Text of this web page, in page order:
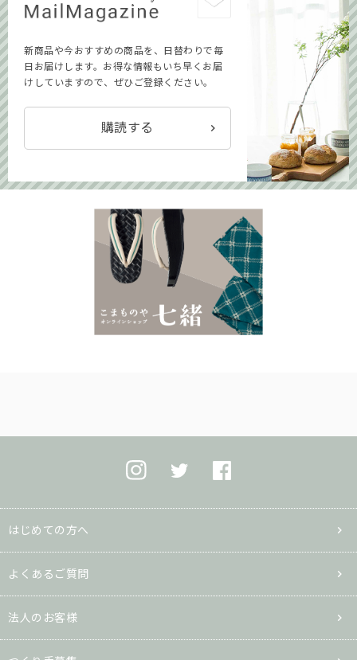
新商品や今おすすめの商品を、日替わりで毎
日お届けします。お得な情報もいち早くお届
けしていますので、ぜひご登録ください。
購読する
はじめての方へ
よくあるご質問
法人のお客様